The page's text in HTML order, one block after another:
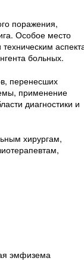
поражения,
Особое место
больных.
перенесших
применение
диагностики и
хирургам,
эмфизема